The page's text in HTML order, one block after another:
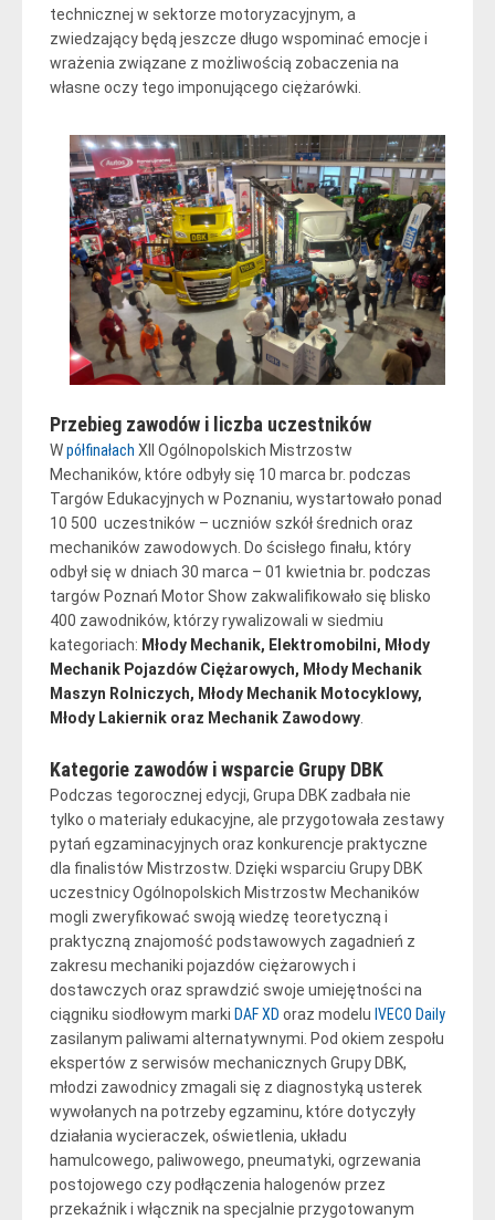
technicznej w sektorze motoryzacyjnym, a
zwiedzający będą jeszcze długo wspominać emocje i
wrażenia związane z możliwością zobaczenia na
własne oczy tego imponującego ciężarówki.
Przebieg zawodów i liczba uczestników
Wpółfinałach XII Ogólnopolskich Mistrzostw
Mechaników, które odbyły się 10 marca br. podczas
Targów Edukacyjnych w Poznaniu, wystartowało ponad
10 500 uczestników – uczniów szkół średnich oraz
mechaników zawodowych. Do ścisłego finału, który
odbył się w dniach 30 marca – 01 kwietnia br. podczas
targów Poznań Motor Show zakwalifikowało się blisko
400 zawodników, którzy rywalizowali w siedmiu
kategoriach: Młody Mechanik, Elektromobilni, Młody
Mechanik Pojazdów Ciężarowych, Młody Mechanik
Maszyn Rolniczych, Młody Mechanik Motocyklowy,
Młody Lakiernik oraz Mechanik Zawodowy.
Kategorie zawodów i wsparcie Grupy DBK
Podczas tegorocznej edycji, Grupa DBK zadbała nie
tylko o materiały edukacyjne, ale przygotowała zestawy
pytań egzaminacyjnych oraz konkurencje praktyczne
dla finalistów Mistrzostw. Dzięki wsparciu Grupy DBK
uczestnicy Ogólnopolskich Mistrzostw Mechaników
mogli zweryfikować swoją wiedzę teoretyczną i
praktyczną znajomość podstawowych zagadnień z
zakresu mechaniki pojazdów ciężarowych i
dostawczych oraz sprawdzić swoje umiejętności na
ciągniku siodłowym marki DAF XD oraz modelu IVECO Daily
zasilanym paliwami alternatywnymi. Pod okiem zespołu
ekspertów z serwisów mechanicznych Grupy DBK,
młodzi zawodnicy zmagali się z diagnostyką usterek
wywołanych na potrzeby egzaminu, które dotyczyły
działania wycieraczek, oświetlenia, układu
hamulcowego, paliwowego, pneumatyki, ogrzewania
postojowego czy podłączenia halogenów przez
przekaźnik i włącznik na specjalnie przygotowanym